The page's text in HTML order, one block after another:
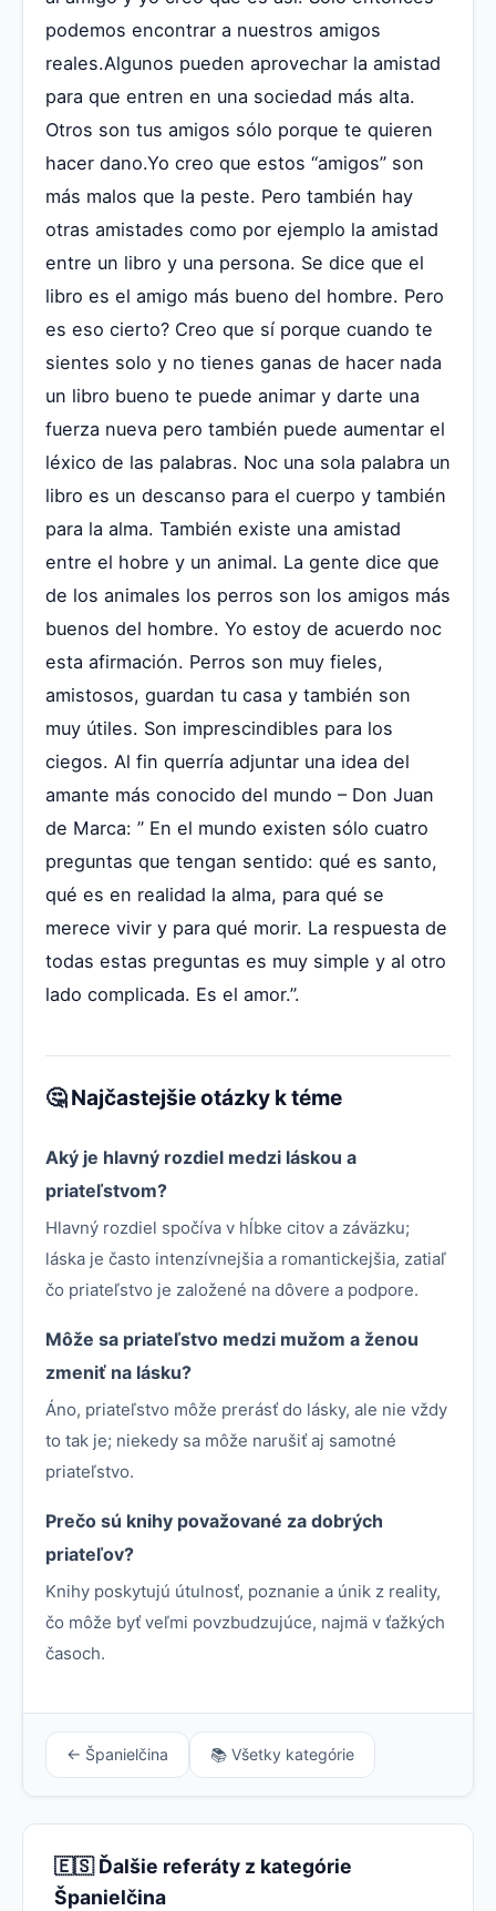
podemos encontrar a nuestros amigos
reales.Algunos pueden aprovechar la amistad
para que entren en una sociedad más alta.
Otros son tus amigos sólo porque te quieren
hacer dano.Yo creo que estos “amigos” son
más malos que la peste. Pero también hay
otras amistades como por ejemplo la amistad
entre un libro y una persona. Se dice que el
libro es el amigo más bueno del hombre. Pero
es eso cierto? Creo que sí porque cuando te
sientes solo y no tienes ganas de hacer nada
un libro bueno te puede animar y darte una
fuerza nueva pero también puede aumentar el
léxico de las palabras. Noc una sola palabra un
libro es un descanso para el cuerpo y también
para la alma. También existe una amistad
entre el hobre y un animal. La gente dice que
de los animales los perros son los amigos más
buenos del hombre. Yo estoy de acuerdo noc
esta afirmación. Perros son muy fieles,
amistosos, guardan tu casa y también son
muy útiles. Son imprescindibles para los
ciegos. Al fin querría adjuntar una idea del
amante más conocido del mundo – Don Juan
de Marca: ” En el mundo existen sólo cuatro
preguntas que tengan sentido: qué es santo,
qué es en realidad la alma, para qué se
merece vivir y para qué morir. La respuesta de
todas estas preguntas es muy simple y al otro
lado complicada. Es el amor.”.
🤔 Najčastejšie otázky k téme
Aký je hlavný rozdiel medzi láskou a
priateľstvom?
Hlavný rozdiel spočíva v hĺbke citov a záväzku;
láska je často intenzívnejšia a romantickejšia, zatiaľ
čo priateľstvo je založené na dôvere a podpore.
Môže sa priateľstvo medzi mužom a ženou
zmeniť na lásku?
Áno, priateľstvo môže prerásť do lásky, ale nie vždy
to tak je; niekedy sa môže narušiť aj samotné
priateľstvo.
Prečo sú knihy považované za dobrých
priateľov?
Knihy poskytujú útulnosť, poznanie a únik z reality,
čo môže byť veľmi povzbudzujúce, najmä v ťažkých
časoch.
← Španielčina 📚 Všetky kategórie
🇪🇸 Ďalšie referáty z kategórie
Španielčina